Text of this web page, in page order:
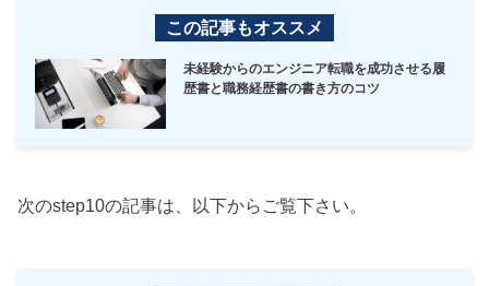
この記事もオススメ
未経験からのエンジニア転職を成功させる履
歴書と職務経歴書の書き方のコツ
次のstep10の記事は、以下からご覧下さい。